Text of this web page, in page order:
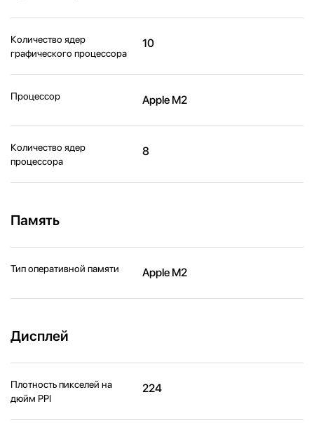
Количество ядер
графического процессора
10
Процессор Apple M2
Количество ядер
процессора
8
Память
Тип оперативной памяти Apple M2
Дисплей
Плотность пикселей на
дюйм PPI
224